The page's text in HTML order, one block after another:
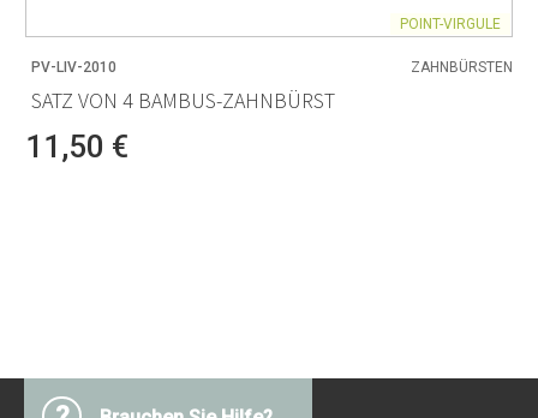
POINT-VIRGULE
PV-LIV-2010 ZAHNBÜRSTEN
SATZ VON 4 BAMBUS-ZAHNBÜRST
11,50 €